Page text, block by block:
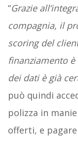
“Grazie
compagnia, il
scoring del
finanziamento
dei dati è già
può quindi
polizza in
offerti, e